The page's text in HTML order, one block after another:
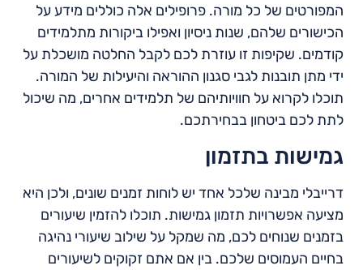
המפורטים של כל מורה. פרופילים אלה כוללים מידע על
הכישורים שלהם, שנות ניסיון ואפילו ביקורות מתלמידים
קודמים. שקיפות זו עוזרת לכם לקבל החלטה מושכלת על
ידי מתן תובנות לגבי סגנון ההוראה והיעילות של המורה.
תוכלו לקרוא על חוויותיהם של תלמידים אחרים, מה שיכול
לתת לכם ביטחון בבחירתכם.
גמישות בתזמון
דרייבלי מבינה שלכל אחד יש לוחות זמנים שונים, ולכן היא
מציעה אפשרויות תזמון גמישות. תוכלו להזמין שיעורים
בזמנים שנוחים לכם, מה שמקל על שילוב שיעורי נהיגה
בחיים העמוסים שלכם. בין אם אתם זקוקים לשיעורים